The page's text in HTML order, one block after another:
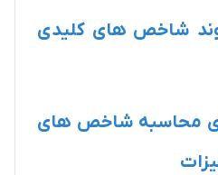
شاخص های کلیدی
محاسبه شاخص های